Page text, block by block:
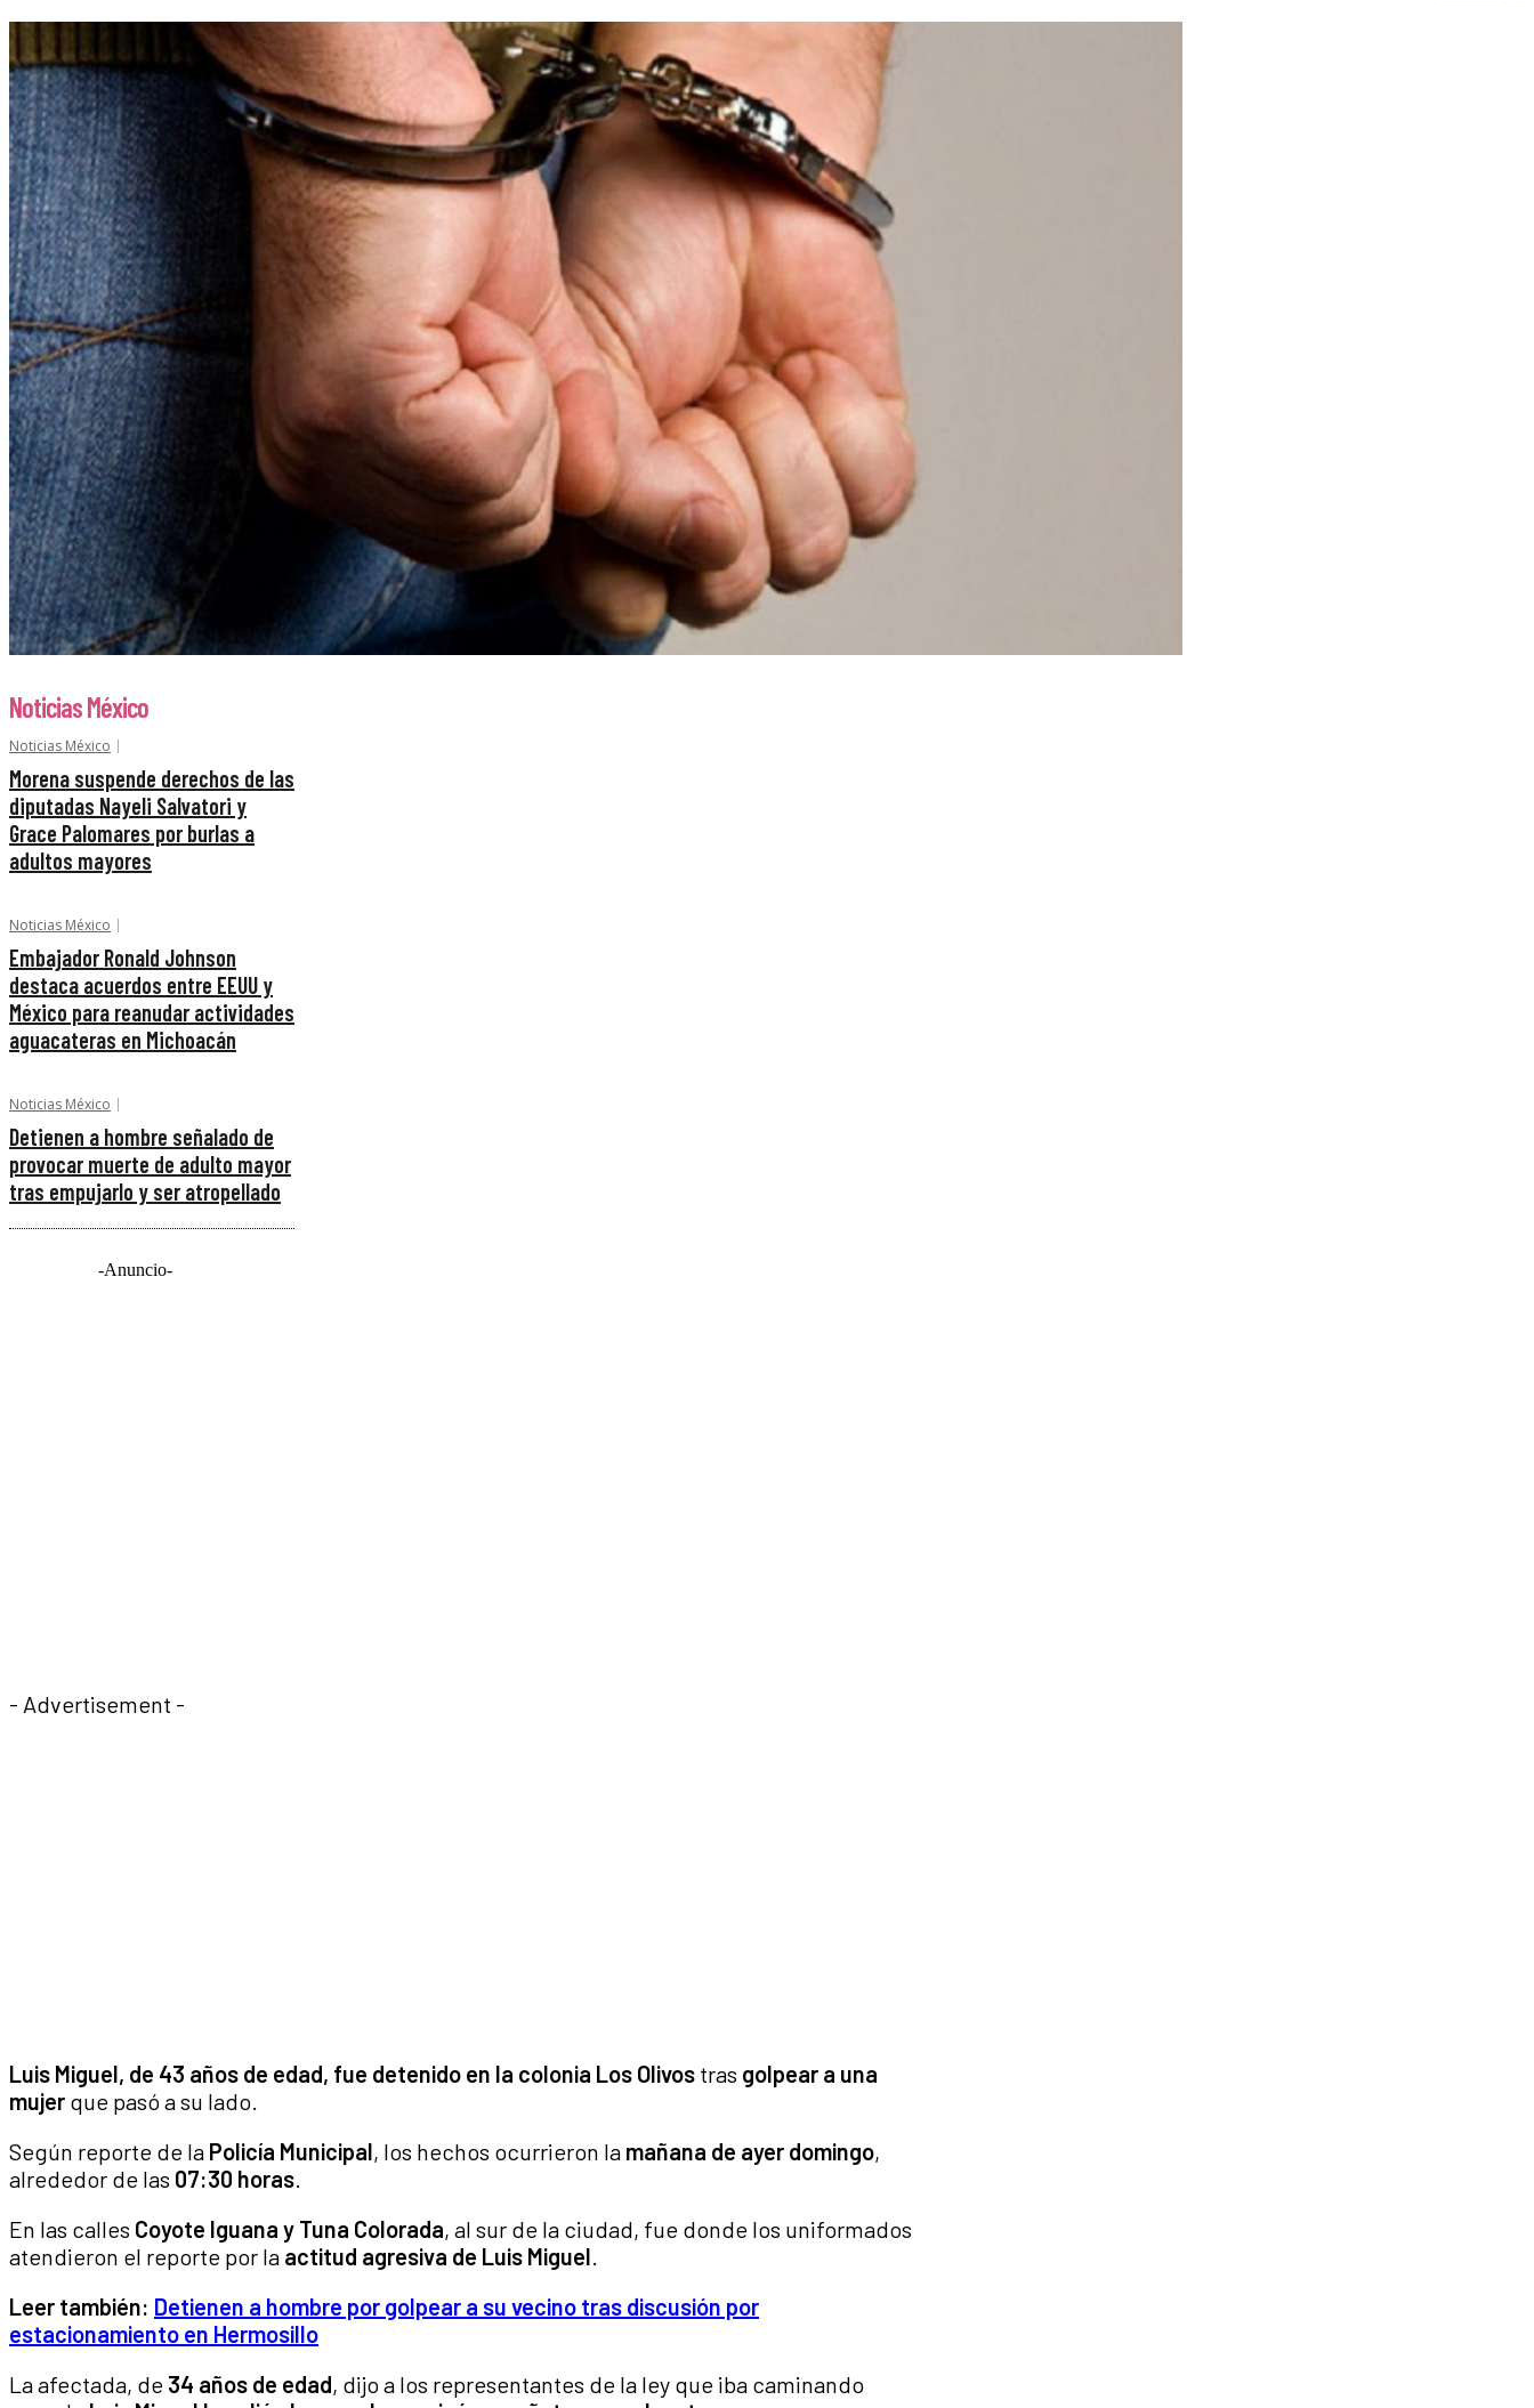
Noticias México
Noticias México
Morena suspende derechos de las
diputadas Nayeli Salvatori y
Grace Palomares por burlas a
adultos mayores
Noticias México
Embajador Ronald Johnson
destaca acuerdos entre EEUU y
México para reanudar actividades
aguacateras en Michoacán
Noticias México
Detienen a hombre señalado de
provocar muerte de adulto mayor
tras empujarlo y ser atropellado
-Anuncio-
- Advertisement -
Luis Miguel, de 43 años de edad, fue detenido en la colonia Los Olivos tras golpear a una
mujer que pasó a su lado.
Según reporte de la Policía Municipal, los hechos ocurrieron la mañana de ayer domingo,
alrededor de las 07:30 horas.
En las calles Coyote Iguana y Tuna Colorada, al sur de la ciudad, fue donde los uniformados
atendieron el reporte por la actitud agresiva de Luis Miguel.
Leer también: Detienen a hombre por golpear a su vecino tras discusión por
estacionamiento en Hermosillo
La afectada, de 34 años de edad, dijo a los representantes de la ley que iba caminando